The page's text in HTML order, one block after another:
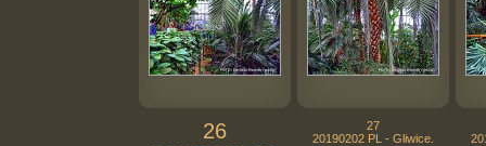
26
27
20190202 PL - Gliwice.